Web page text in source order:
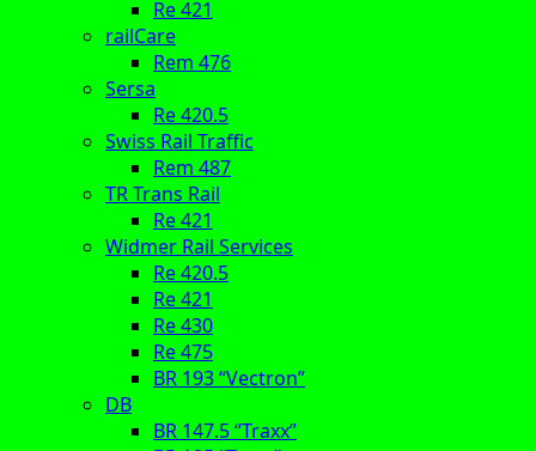
Re 421
railCare
Rem 476
Sersa
Re 420.5
Swiss Rail Traffic
Rem 487
TR Trans Rail
Re 421
Widmer Rail Services
Re 420.5
Re 421
Re 430
Re 475
BR 193 “Vectron”
DB
BR 147.5 “Traxx”